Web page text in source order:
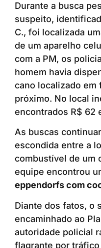
Durante a busca
suspeito,
C., foi localizada
de um aparelho
com a PM, os
homem havia
cano localizado em
próximo. No local
encontrados R$ 62
As buscas
escondida entre a
combustível de um
equipe encontrou
eppendorfs com
Diante dos fatos, o
encaminhado ao
autoridade policial
flagrante por tráfico